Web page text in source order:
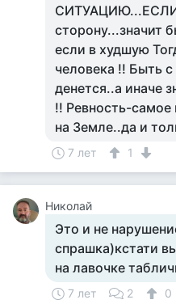
СИТУАЦИЮ...ЕСЛИ
сторону...значит
если в худшую
человека !! Быть
денется..а иначе
!! Ревность-самое
на Земле..да и
7 лет 1
Николай
Это и не
спрашка)кстати
на лавочке
7 лет 2 0